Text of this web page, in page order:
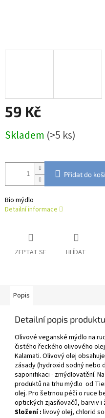
59 Kč
cena:
Skladem (>5 ks)
Přidat do
Bio mýdlo
Detailní informace
ZEPTAT SE HLÍDAT
Popis
Detailní popis produktu
Olivové veganské mýdlo na
čistého řeckého olivového
Kalamati. Olivový olej
zásady (hydroxid sodný nebo
saponifikaci - zmýdlovatění.
produktů na trhu mýdlo od
olej. Pro šetrnou péči o ruce
optických zjasňovačů, barviv i
Složení : livový olej, chlorid